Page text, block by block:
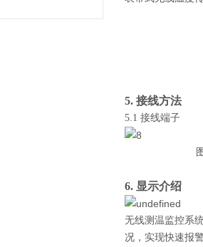
5. 接线方法
5.1 接线端子
图5.1
6. 显示介绍
无线测温监控系
况，实现快速报